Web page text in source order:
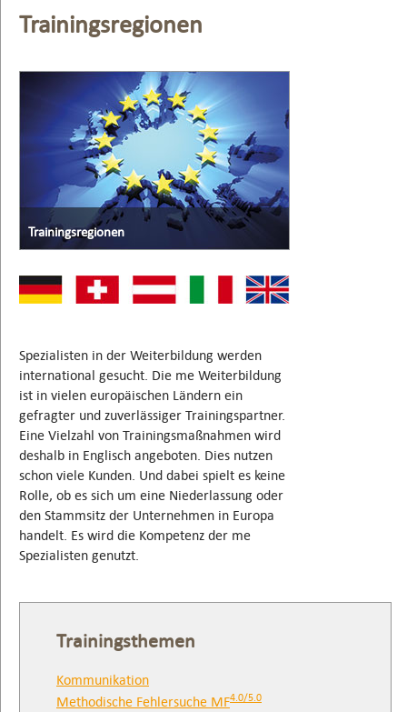
Trainingsregionen
Trainingsregionen
Spezialisten in der Weiterbildung werden
international gesucht. Die me Weiterbildung
ist in vielen europäischen Ländern ein
gefragter und zuverlässiger Trainingspartner.
Eine Vielzahl von Trainingsmaßnahmen wird
deshalb in Englisch angeboten. Dies nutzen
schon viele Kunden. Und dabei spielt es keine
Rolle, ob es sich um eine Niederlassung oder
den Stammsitz der Unternehmen in Europa
handelt. Es wird die Kompetenz der me
Spezialisten genutzt.
Trainingsthemen
Kommunikation
Methodische Fehlersuche MF4.0/5.0